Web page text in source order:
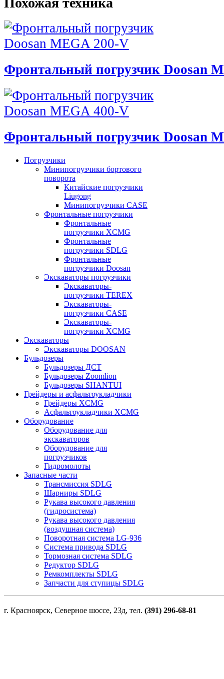
Фронтальный погрузчик Doosan
Фронтальный погрузчик Doosan
Погрузчики
Минипогрузчики бортового
поворота
Китайские погрузчики
Liugong
Минипогрузчики CASE
Фронтальные погрузчики
Фронтальные
погрузчики XCMG
Фронтальные
погрузчики SDLG
Фронтальные
погрузчики Doosan
Экскаваторы погрузчики
Экскаваторы-
погрузчики TEREX
Экскаваторы-
погрузчики CASE
Экскаваторы-
погрузчики XCMG
Экскаваторы
Экскаваторы DOOSAN
Бульдозеры
Бульдозеры ДСТ
Бульдозеры Zoomlion
Бульдозеры SHANTUI
Грейдеры и асфальтоукладчики
Грейдеры XCMG
Асфальтоукладчики XCMG
Оборудование
Оборудование для
экскаваторов
Оборудование для
погрузчиков
Гидромолоты
Запасные части
Трансмиссия SDLG
Шарниры SDLG
Рукава высокого давления
(гидросистема)
Рукава высокого давления
(воздушная система)
Поворотная система LG-936
Система привода SDLG
Тормозная система SDLG
Редуктор SDLG
Ремкомплекты SDLG
Запчасти для ступицы SDLG
г. Красноярск, Северное шоссе, 23д, тел. (391) 296-68-81